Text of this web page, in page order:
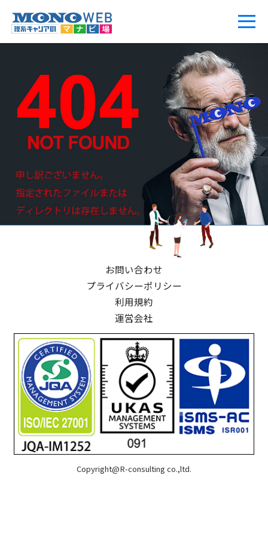
お問い合わせ
プライバシーポリシー
利用規約
運営会社
Copyright@R-consulting co.,ltd.